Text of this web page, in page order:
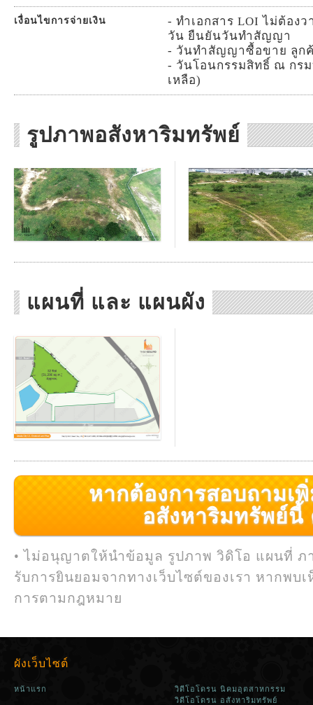
เงื่อนไขการจ่ายเงิน
- ทำเอกสาร LOI ไม่ต้อง
วัน ยืนยันวันทำสัญญา
- วันทำสัญญาซื้อขาย ลูกค้
- วันโอนกรรมสิทธิ์ ณ กร
เหลือ)
รูปภาพอสังหาริมทรัพย์
แผนที่ และ แผนผัง
หากต้องการสอบถามเ
อสังหาริมทรัพย์นี้
• ไม่อนุญาตให้นำข้อมูล รูปภาพ วิดิโอ แผนที่ ภ
รับการยินยอมจากทางเว็บไซต์ของเรา หากพบ
การตามกฎหมาย
ผังเว็บไซต์
หน้าแรก
วิดีโอโดรน นิคมอุตสาหกรรม
วิดีโอโดรน อสังหาริมทรัพย์